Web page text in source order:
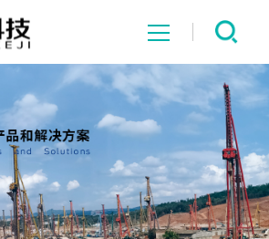
网站首页
系统中心
解决方案